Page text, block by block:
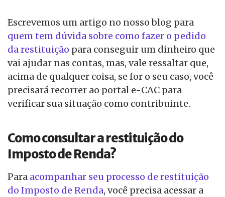
Escrevemos um artigo no nosso blog para
quem tem dúvida sobre como fazer o pedido
da restituição para conseguir um dinheiro que
vai ajudar nas contas, mas, vale ressaltar que,
acima de qualquer coisa, se for o seu caso, você
precisará recorrer ao portal e-CAC para
verificar sua situação como contribuinte.
Como consultar a restituição do
Imposto de Renda?
Para acompanhar seu processo de restituição
do Imposto de Renda, você precisa acessar a